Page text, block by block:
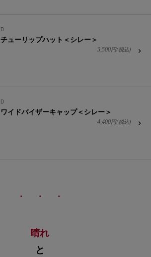
D
チューリップハット＜シレー＞
5,500円(税込)
D
ワイドバイザーキャップ＜シレー＞
4,400円(税込)
・ ・ ・
晴れ
と